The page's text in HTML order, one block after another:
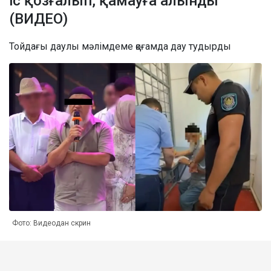
(ВИДЕО)
Тойдағы даулы мәлімдеме қоғамда дау тудырды
Фото: Видеодан скрин